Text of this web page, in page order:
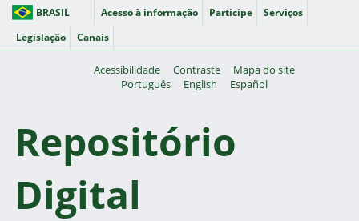
BRASIL Acesso à informação Participe
Serviços
Legislação
Canais
Acessibilidade Contraste
Mapa do site
Português
English Español
Repositório
Digital